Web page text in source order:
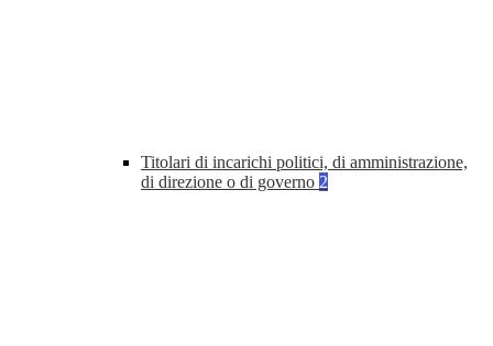
Titolari di incarichi politici, di amministrazione,
di direzione o di governo 2